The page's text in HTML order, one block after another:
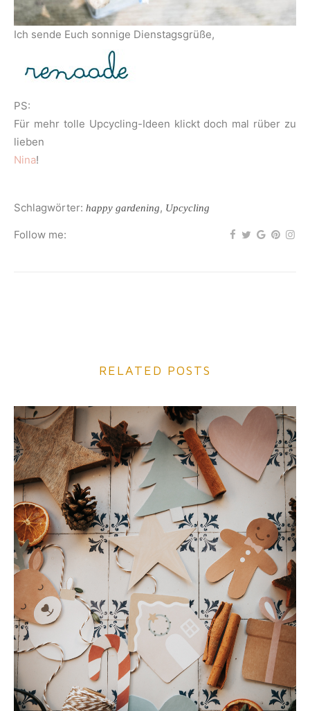
Ich sende Euch sonnige Dienstagsgrüße,
PS:
Für mehr tolle Upcycling-Ideen klickt doch mal rüber zu
lieben
Nina!
Schlagwörter: happy gardening, Upcycling
Follow me:
RELATED POSTS